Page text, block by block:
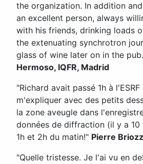
the organization. In addition
an excellent person, always
with his friends, drinking loads
the extenuating synchrotron
glass of wine later on in the
Hermoso, IQFR, Madrid
"Richard avait passé 1h à
m'expliquer avec des petits
la zone aveugle dans
données de diffraction (il y a 10
1h et 2h du matin!" Pierre
"Quelle tristesse. Je l'ai vu en